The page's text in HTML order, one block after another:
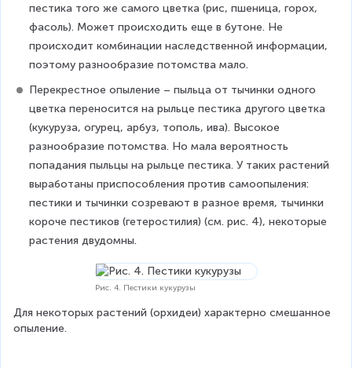
пестика того же самого цветка (рис, пшеница, горох,
фасоль). Может происходить еще в бутоне. Не
происходит комбинации наследственной информации,
поэтому разнообразие потомства мало.
Перекрестное опыление – пыльца от тычинки одного
цветка переносится на рыльце пестика другого цветка
(кукуруза, огурец, арбуз, тополь, ива). Высокое
разнообразие потомства. Но мала вероятность
попадания пыльцы на рыльце пестика. У таких растений
выработаны приспособления против самоопыления:
пестики и тычинки созревают в разное время, тычинки
короче пестиков (гетеростилия) (см. рис. 4), некоторые
растения двудомны.
Рис. 4. Пестики кукурузы
Для некоторых растений (орхидеи) характерно смешанное
опыление.